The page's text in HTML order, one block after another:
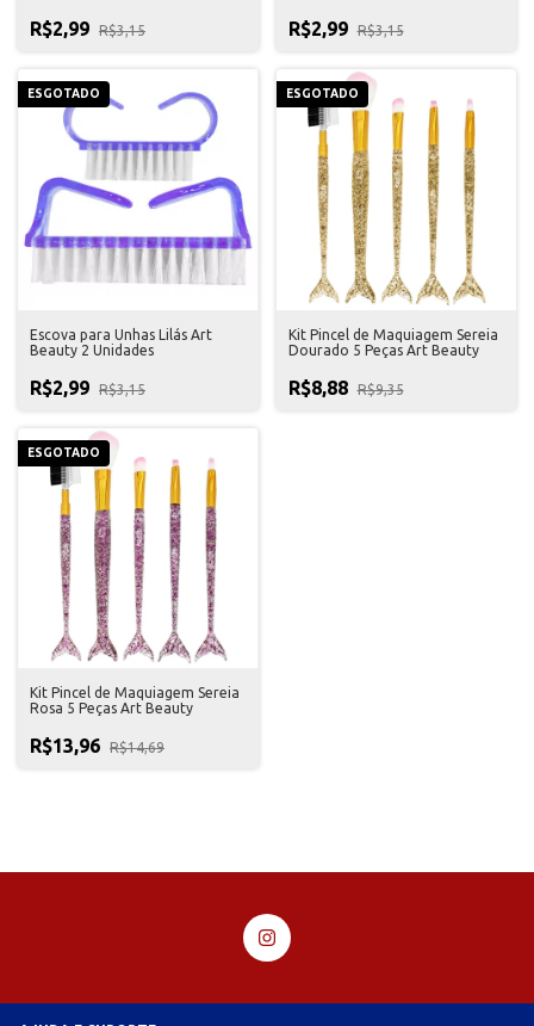
R$2,99 R$3,15 R$2,99 R$3,15
ESGOTADO
Escova para Unhas Lilás Art
Beauty 2 Unidades
R$2,99 R$3,15
ESGOTADO
Kit Pincel de Maquiagem Sereia
Dourado 5 Peças Art Beauty
R$8,88 R$9,35
ESGOTADO
Kit Pincel de Maquiagem Sereia
Rosa 5 Peças Art Beauty
R$13,96 R$14,69